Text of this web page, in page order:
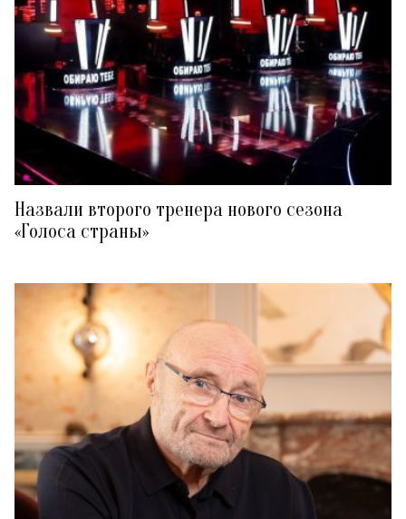
Назвали второго тренера нового сезона
«Голоса страны»